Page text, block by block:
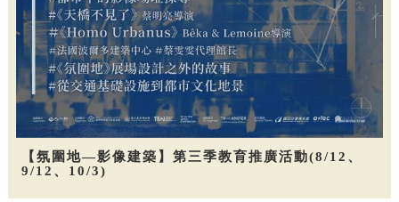
【氛圍地—影像建築】第三季教育推廣活動(8/12、
9/12、10/3)